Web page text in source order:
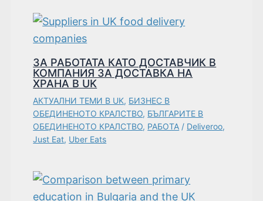
ЗА РАБОТАТА КАТО ДОСТАВЧИК В
КОМПАНИЯ ЗА ДОСТАВКА НА
ХРАНА В UK
АКТУАЛНИ ТЕМИ В UK, БИЗНЕС В
ОБЕДИНЕНОТО КРАЛСТВО, БЪЛГАРИТЕ В
ОБЕДИНЕНОТО КРАЛСТВО, РАБОТА / Deliveroo,
Just Eat, Uber Eats